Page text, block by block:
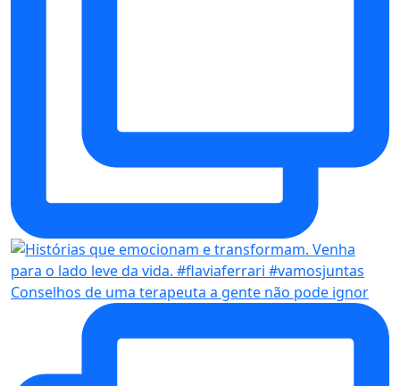
Conselhos de uma terapeuta a gente não pode ignor